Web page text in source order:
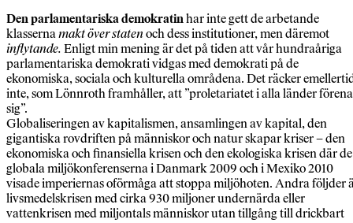
Den parlamentariska demokratinhar inte gett de arbetande
klassernamakt över staten och dess institutioner, men däremot
inflytande. Enligt min mening är det på tiden att vår hundraåriga
parlamentariska demokrati vidgas med demokrati på de
ekonomiska, sociala och kulturella områdena. Det räcker
inte, som Lönnroth framhåller, att ”proletariatet i alla länder
sig”.
Globaliseringen av kapitalismen, ansamlingen av kapital, den
gigantiska rovdriften på människor och natur skapar kriser – den
ekonomiska och finansiella krisen och den ekologiska krisen där de
globala miljökonferenserna i Danmark 2009 och i Mexiko 2010
visade imperiernas oförmåga att stoppa miljöhoten. Andra följder
livsmedelskrisen med cirka 930 miljoner undernärda eller
vattenkrisen med miljontals människor utan tillgång till drickbart